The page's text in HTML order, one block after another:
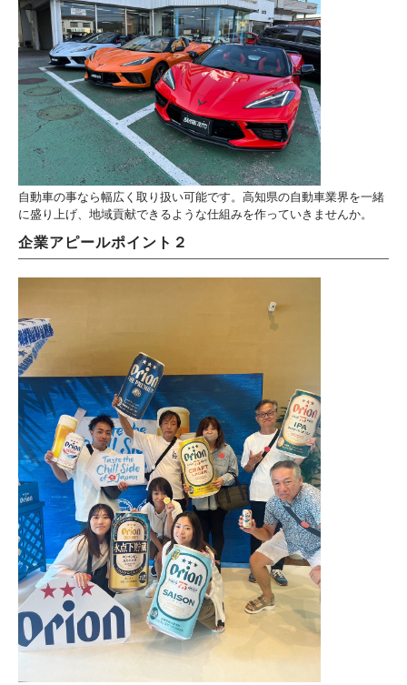
自動車の事なら幅広く取り扱い可能です。高知県の自動車業界を一緒
に盛り上げ、地域貢献できるような仕組みを作っていきませんか。
企業アピールポイント２